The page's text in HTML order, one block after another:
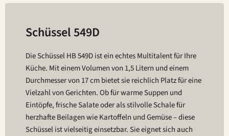
Schüssel 549D
Die Schüssel HB 549D ist ein echtes Multitalent für Ihre
Küche. Mit einem Volumen von 1,5 Litern und einem
Durchmesser von 17 cm bietet sie reichlich Platz für eine
Vielzahl von Gerichten. Ob für warme Suppen und
Eintöpfe, frische Salate oder als stilvolle Schale für
herzhafte Beilagen wie Kartoffeln und Gemüse – diese
Schüssel ist vielseitig einsetzbar. Sie eignet sich auch